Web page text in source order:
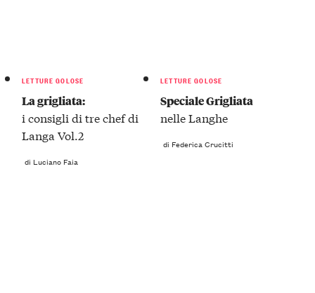
LETTURE GOLOSE
La grigliata:
i consigli di tre chef di
Langa Vol.2
di Luciano Faia
LETTURE GOLOSE
Speciale Grigliata
nelle Langhe
di Federica Crucitti